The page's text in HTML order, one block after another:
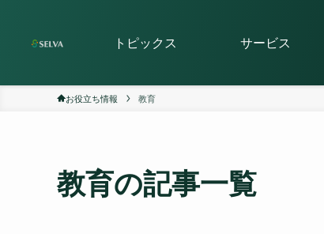
トピックス サービス
お役立ち情報 教育
教育の記事一覧